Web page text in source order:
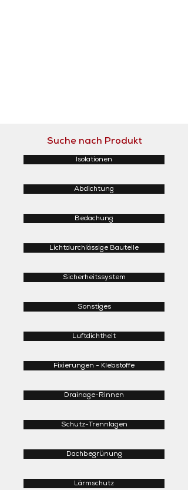
Suche nach Produkt
Isolationen
Abdichtung
Bedachung
Lichtdurchlässige Bauteile
Sicherheitssystem
Sonstiges
Luftdichtheit
Fixierungen - Klebstoffe
Drainage-Rinnen
Schutz-Trennlagen
Dachbegrünung
Lärmschutz